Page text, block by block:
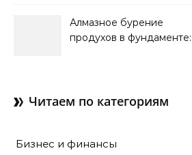
Алмазное бурение
продухов в фундаменте:
Читаем по категориям
Бизнес и финансы